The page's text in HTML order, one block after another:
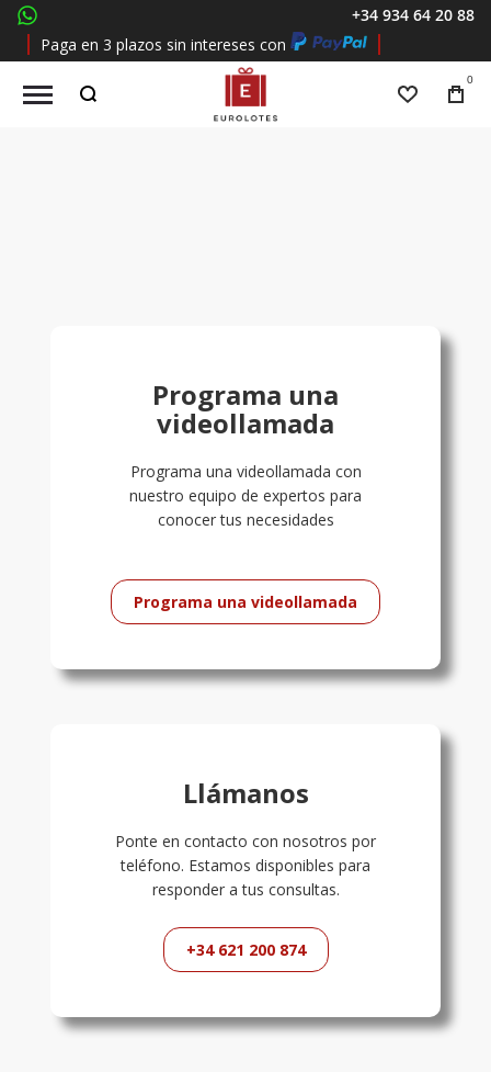
whatsapp
+34 934 64 20 88
Paga en 3 plazos sin intereses con
Lista de
0
Programa una
videollamada
Programa una videollamada con
nuestro equipo de expertos para
conocer tus necesidades
Programa una videollamada
Llámanos
Ponte en contacto con nosotros por
teléfono. Estamos disponibles para
responder a tus consultas.
+34 621 200 874